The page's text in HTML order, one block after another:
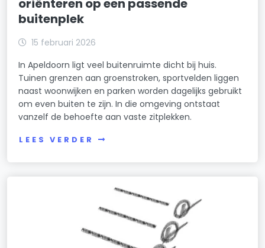
oriënteren op een passende
buitenplek
15 februari 2026
In Apeldoorn ligt veel buitenruimte dicht bij huis.
Tuinen grenzen aan groenstroken, sportvelden liggen
naast woonwijken en parken worden dagelijks gebruikt
om even buiten te zijn. In die omgeving ontstaat
vanzelf de behoefte aan vaste zitplekken.
LEES VERDER